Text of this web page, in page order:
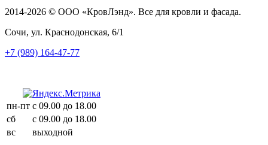
2014-2026 © ООО «КровЛэнд». Все для кровли и фасада.
Сочи, ул. Краснодонская, 6/1
+7 (989) 164-47-77
пн-пт с 09.00 до 18.00
сб
с 09.00 до 18.00
вс
выходной